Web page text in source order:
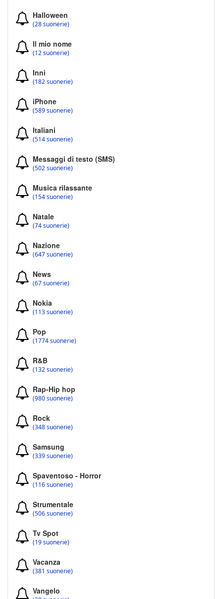
Halloween
(28 suonerie)
Il mio nome
(12 suonerie)
Inni
(182 suonerie)
iPhone
(589 suonerie)
Italiani
(514 suonerie)
Messaggi di testo (SMS)
(502 suonerie)
Musica rilassante
(154 suonerie)
Natale
(74 suonerie)
Nazione
(647 suonerie)
News
(67 suonerie)
Nokia
(113 suonerie)
Pop
(1774 suonerie)
R&B
(132 suonerie)
Rap-Hip hop
(980 suonerie)
Rock
(348 suonerie)
Samsung
(339 suonerie)
Spaventoso - Horror
(116 suonerie)
Strumentale
(506 suonerie)
Tv Spot
(19 suonerie)
Vacanza
(381 suonerie)
Vangelo